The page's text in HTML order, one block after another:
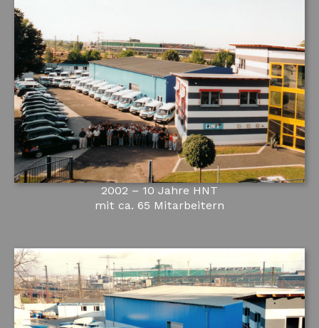
2002 – 10 Jahre HNT
mit ca. 65 Mitarbeitern